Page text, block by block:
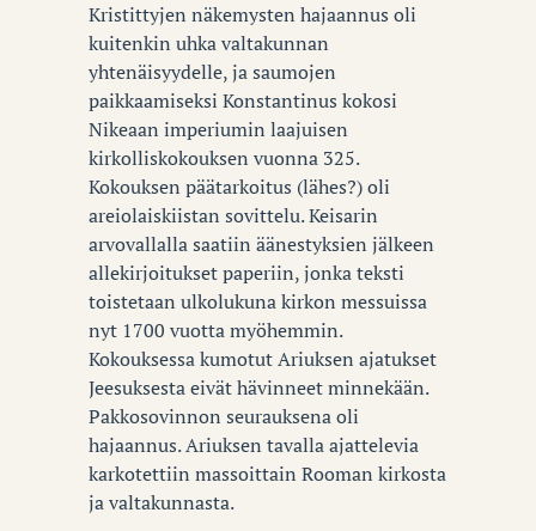
Kristittyjen näkemysten hajaannus oli
kuitenkin uhka valtakunnan
yhtenäisyydelle, ja saumojen
paikkaamiseksi Konstantinus kokosi
Nikeaan imperiumin laajuisen
kirkolliskokouksen vuonna 325.
Kokouksen päätarkoitus (lähes?) oli
areiolaiskiistan sovittelu. Keisarin
arvovallalla saatiin äänestyksien jälkeen
allekirjoitukset paperiin, jonka teksti
toistetaan ulkolukuna kirkon messuissa
nyt 1700 vuotta myöhemmin.
Kokouksessa kumotut Ariuksen ajatukset
Jeesuksesta eivät hävinneet minnekään.
Pakkosovinnon seurauksena oli
hajaannus. Ariuksen tavalla ajattelevia
karkotettiin massoittain Rooman kirkosta
ja valtakunnasta.